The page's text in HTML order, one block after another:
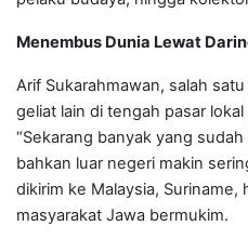
Menembus Dunia Lewat
Arif Sukarahmawan, salah
geliat lain di tengah pasar
“Sekarang banyak yang
bahkan luar negeri makin
dikirim ke Malaysia,
masyarakat Jawa bermukim.